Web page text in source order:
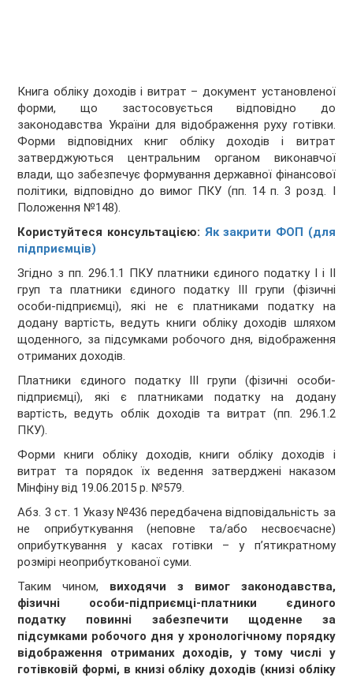
Книга обліку доходів і витрат – документ установленої
форми, що застосовується відповідно до
законодавства України для відображення руху готівки.
Форми відповідних книг обліку доходів і витрат
затверджуються центральним органом виконавчої
влади, що забезпечує формування державної фінансової
політики, відповідно до вимог ПКУ (пп. 14 п. 3 розд. I
Положення №148).
Користуйтеся консультацією: Як закрити ФОП (для
підприємців)
Згідно з пп. 296.1.1 ПКУ платники єдиного податку I і II
груп та платники єдиного податку III групи (фізичні
особи-підприємці), які не є платниками податку на
додану вартість, ведуть книги обліку доходів шляхом
щоденного, за підсумками робочого дня, відображення
отриманих доходів.
Платники єдиного податку III групи (фізичні особи-
підприємці), які є платниками податку на додану
вартість, ведуть облік доходів та витрат (пп. 296.1.2
ПКУ).
Форми книги обліку доходів, книги обліку доходів і
витрат та порядок їх ведення затверджені наказом
Мінфіну від 19.06.2015 р. №579.
Абз. 3 ст. 1 Указу №436 передбачена відповідальність за
не оприбуткування (неповне та/або несвоєчасне)
оприбуткування у касах готівки – у п’ятикратному
розмірі неоприбуткованої суми.
Таким чином, виходячи з вимог законодавства,
фізичні особи-підприємці-платники єдиного
податку повинні забезпечити щоденне за
підсумками робочого дня у хронологічному порядку
відображення отриманих доходів, у тому числі у
готівковій формі, в книзі обліку доходів (книзі обліку